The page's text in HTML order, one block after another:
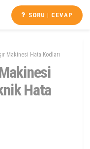
SORU | CEVAP
Makinesi Hata Kodları
Hata